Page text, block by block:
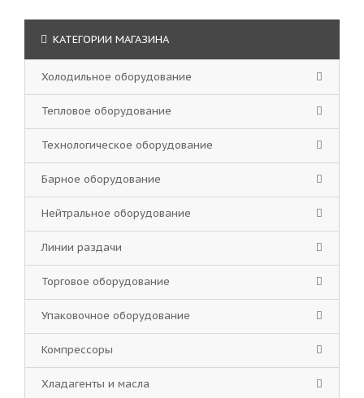
КАТЕГОРИИ МАГАЗИНА
Холодильное оборудование
Тепловое оборудование
Технологическое оборудование
Барное оборудование
Нейтральное оборудование
Линии раздачи
Торговое оборудование
Упаковочное оборудование
Компрессоры
Хладагенты и масла